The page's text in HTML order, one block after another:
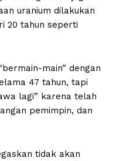
uranium dilakukan
20 tahun seperti
main” dengan
47 tahun, tapi
lagi” karena telah
pemimpin, dan
tidak akan